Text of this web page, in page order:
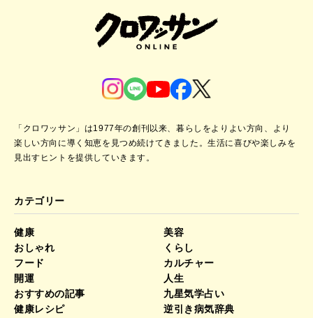
「クロワッサン」は1977年の創刊以来、暮らしをよりよい方向、より
楽しい方向に導く知恵を見つめ続けてきました。生活に喜びや楽しみを
見出すヒントを提供していきます。
カテゴリー
健康
美容
おしゃれ
くらし
フード
カルチャー
開運
人生
おすすめの記事
九星気学占い
健康レシピ
逆引き病気辞典